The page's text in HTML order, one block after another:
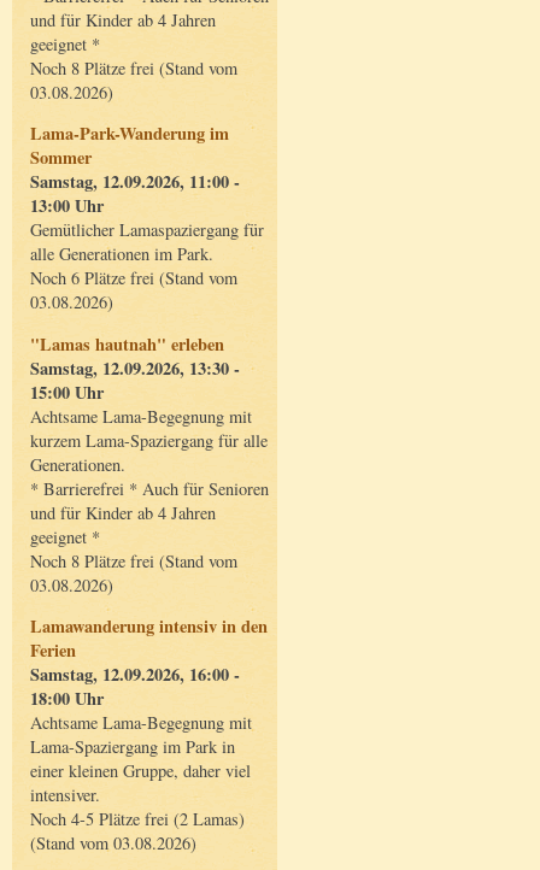
und für Kinder ab 4 Jahren
geeignet *
Noch 8 Plätze frei (Stand vom
03.08.2026)
Lama-Park-Wanderung im
Sommer
Samstag, 12.09.2026, 11:00 -
13:00 Uhr
Gemütlicher Lamaspaziergang für
alle Generationen im Park.
Noch 6 Plätze frei (Stand vom
03.08.2026)
"Lamas hautnah" erleben
Samstag, 12.09.2026, 13:30 -
15:00 Uhr
Achtsame Lama-Begegnung mit
kurzem Lama-Spaziergang für alle
Generationen.
* Barrierefrei * Auch für Senioren
und für Kinder ab 4 Jahren
geeignet *
Noch 8 Plätze frei (Stand vom
03.08.2026)
Lamawanderung intensiv in den
Ferien
Samstag, 12.09.2026, 16:00 -
18:00 Uhr
Achtsame Lama-Begegnung mit
Lama-Spaziergang im Park in
einer kleinen Gruppe, daher viel
intensiver.
Noch 4-5 Plätze frei (2 Lamas)
(Stand vom 03.08.2026)